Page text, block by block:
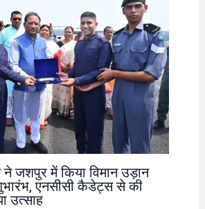
जशपुर में किया विमान उड़ान
एनसीसी कैडेट्स से की
उत्साह